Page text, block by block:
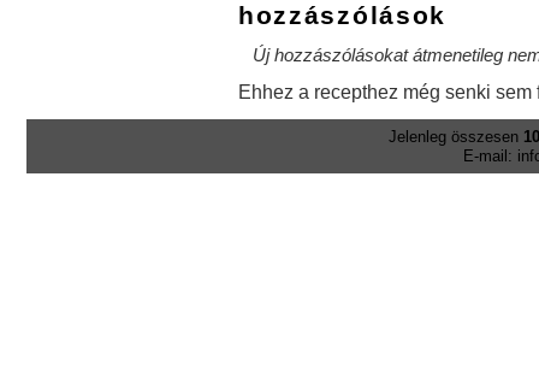
hozzászólások
Új hozzászólásokat átmenetileg
Ehhez a recepthez még senki sem
Jelenleg összesen
E-mail: